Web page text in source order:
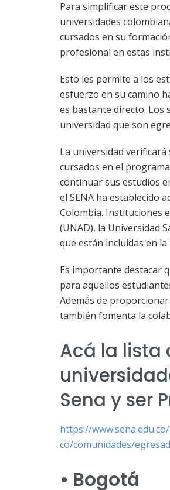
Para simplificar este
universidades
cursados en su
profesional en estas
Esto les permite a los
esfuerzo en su camino
es bastante directo. Los
universidad que son
La universidad
cursados en el
continuar sus estudios
el SENA ha establecido
Colombia. Instituciones
(UNAD), la Universidad
que están incluidas en la
Es importante destacar
para aquellos
Además de
también fomenta la
Acá la lista
Sena y ser
https://
co/comunidades/
• Bogotá